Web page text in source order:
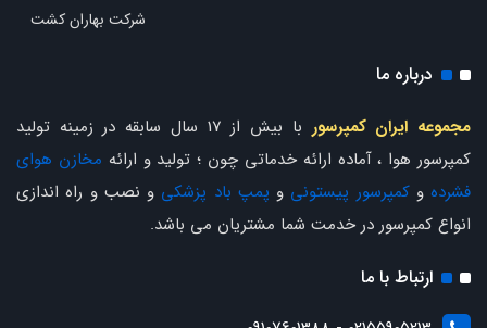
شرکت بهاران کشت
درباره ما
مجموعه ایران کمپرسور
با بیش از 17 سال سابقه در زمینه تولید
کمپرسور هوا ، آماده ارائه خدماتی چون ؛ تولید و ارائه مخازن هوای
فشرده وکمپرسور پیستونی و پمپ باد پزشکی و نصب و راه اندازی
انواع کمپرسور در خدمت شما مشتریان می باشد.
ارتباط با ما